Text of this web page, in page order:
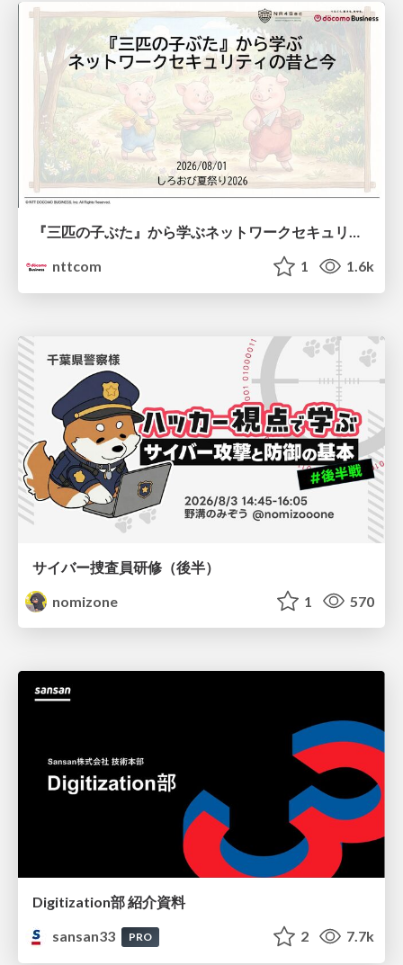
『三匹の子ぶた』から学ぶネットワークセキュリティの昔と今 / Network Security: Then and Now Through the Lens of The Three Little Pigs
nttcom
1 1.6k
サイバー捜査員研修（後半）
nomizone
1 570
Digitization部 紹介資料
sansan33
PRO 2 7.7k